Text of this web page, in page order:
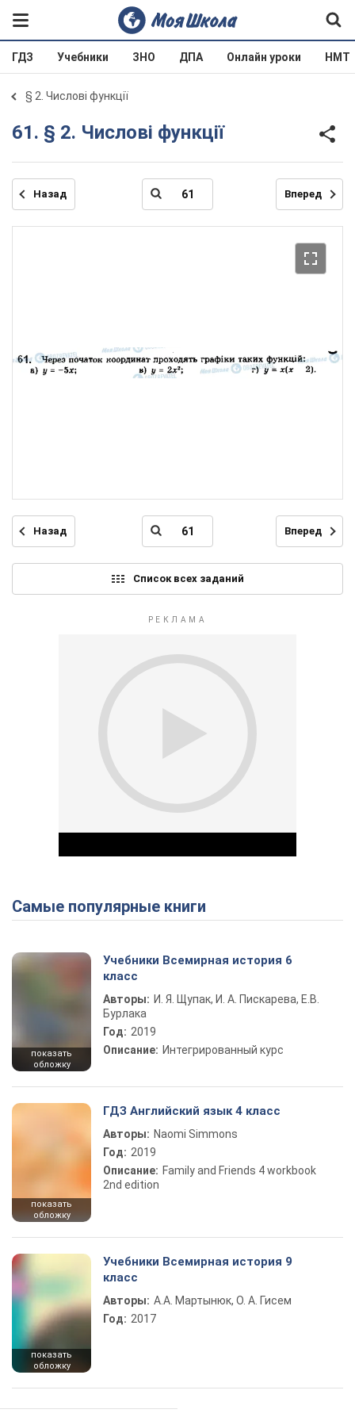
ГДЗ Учебники ЗНО ДПА Онлайн уроки НМТ
§ 2. Числові функції
61. § 2. Числові функції
Назад Вперед
Назад Вперед
Список всех заданий
Play Video
Самые популярные книги
показать
обложку
Учебники Всемирная история 6
класс
Авторы: И. Я. Щупак, И. А. Пискарева, Е.В.
Бурлака
Год: 2019
Описание: Интегрированный курс
показать
обложку
ГДЗ Английский язык 4 класс
Авторы: Naomi Simmons
Год: 2019
Описание: Family and Friends 4 workbook
2nd edition
показать
обложку
Учебники Всемирная история 9
класс
Авторы: А.А. Мартынюк, О. А. Гисем
Год: 2017